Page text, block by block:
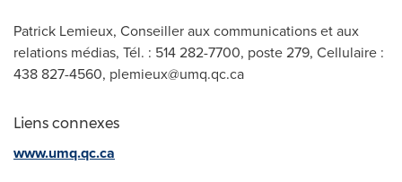
Patrick Lemieux, Conseiller aux communications et aux
relations médias, Tél. : 514 282-7700, poste 279, Cellulaire :
438 827-4560, plemieux@umq.qc.ca
Liens connexes
www.umq.qc.ca